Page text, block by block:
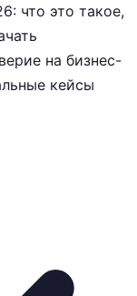
что это такое,
на бизнес-
кейсы